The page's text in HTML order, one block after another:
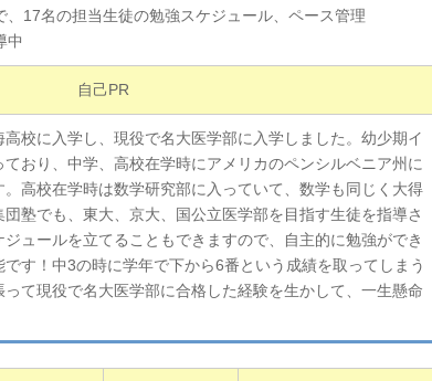
17名の担当生徒の勉強スケジュール、ペース管理
中
自己PR
校に入学し、現役で名大医学部に入学しました。幼少期イ
おり、中学、高校在学時にアメリカのペンシルベニア州に
高校在学時は数学研究部に入っていて、数学も同じく大得
塾でも、東大、京大、国公立医学部を目指す生徒を指導さ
ュールを立てることもできますので、自主的に勉強ができ
す！中3の時に学年で下から6番という成績を取ってしまう
て現役で名大医学部に合格した経験を生かして、一生懸命